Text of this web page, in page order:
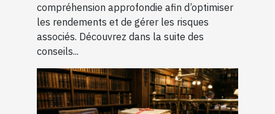
compréhension approfondie afin d’optimiser
les rendements et de gérer les risques
associés. Découvrez dans la suite des
conseils...